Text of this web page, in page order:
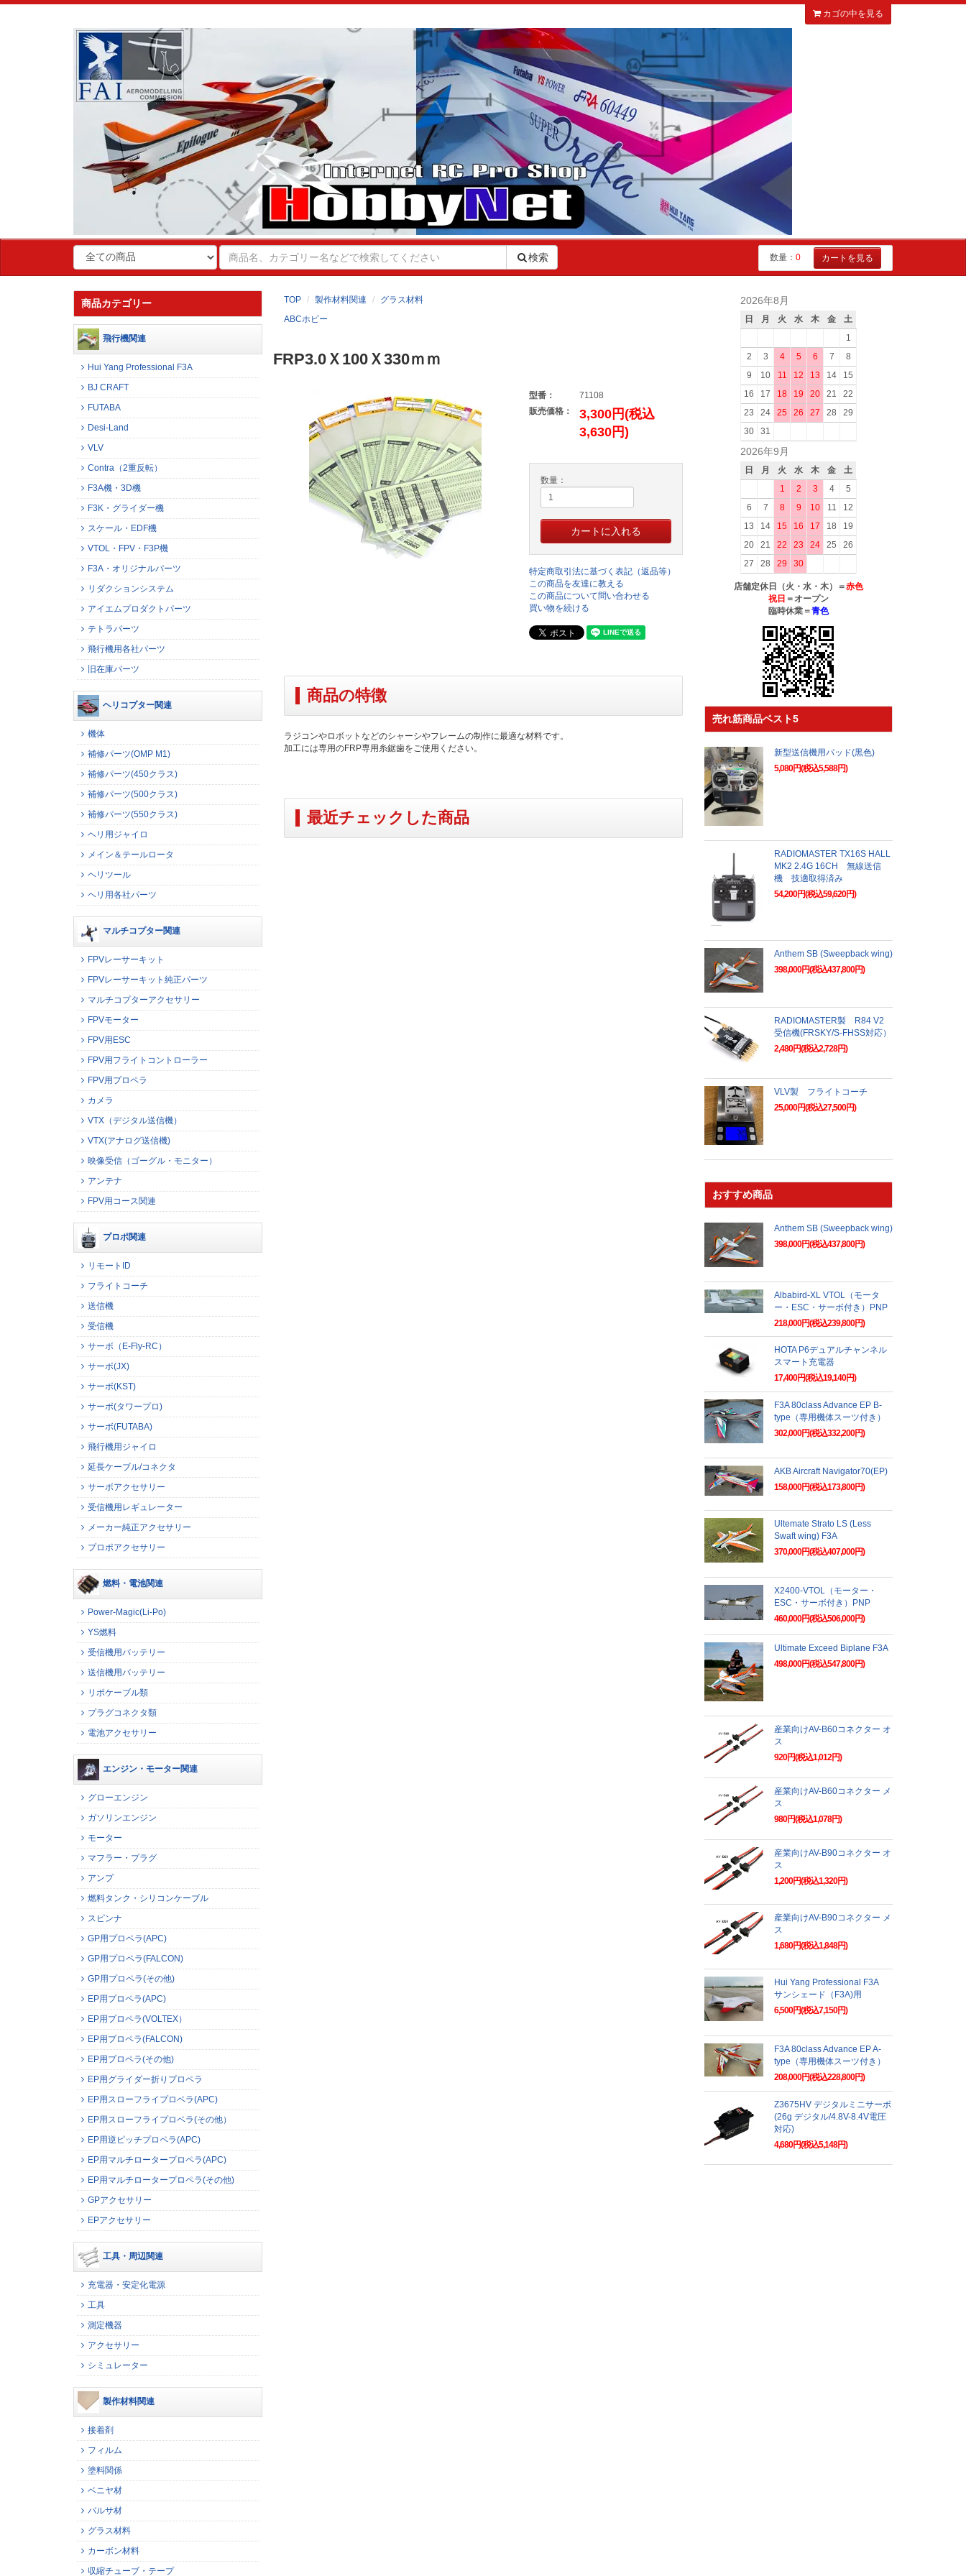
カゴの中を見る
検索 数量： 0 カートを見る
TOP 製作材料関連
グラス材料
ABCホビー
FRP3.0Ｘ100Ｘ330ｍｍ
型番：
71108
販売価格：
3,300円(税込
3,630円)
数量：
特定商取引法に基づく表記（返品等）
この商品を友達に教える
この商品について問い合わせる
買い物を続ける
商品の特徴
ラジコンやロボットなどのシャーシやフレームの制作に最適な材料です。
加工には専用のFRP専用糸鋸歯をご使用ください。
最近チェックした商品
商品カテゴリー
飛行機関連
Hui Yang Professional F3A
BJ CRAFT
FUTABA
Desi-Land
VLV
Contra（2重反転）
F3A機・3D機
F3K・グライダー機
スケール・EDF機
VTOL・FPV・F3P機
F3A・オリジナルパーツ
リダクションシステム
アイエムプロダクトパーツ
テトラパーツ
飛行機用各社パーツ
旧在庫パーツ
ヘリコプター関連
機体
補修パーツ(OMP M1)
補修パーツ(450クラス)
補修パーツ(500クラス)
補修パーツ(550クラス)
ヘリ用ジャイロ
メイン＆テールロータ
ヘリツール
ヘリ用各社パーツ
マルチコプター関連
FPVレーサーキット
FPVレーサーキット純正パーツ
マルチコプターアクセサリー
FPVモーター
FPV用ESC
FPV用フライトコントローラー
FPV用プロペラ
カメラ
VTX（デジタル送信機）
VTX(アナログ送信機)
映像受信（ゴーグル・モニター）
アンテナ
FPV用コース関連
プロポ関連
リモートID
フライトコーチ
送信機
受信機
サーボ（E-Fly-RC）
サーボ(JX)
サーボ(KST)
サーボ(タワープロ)
サーボ(FUTABA)
飛行機用ジャイロ
延長ケーブル/コネクタ
サーボアクセサリー
受信機用レギュレーター
メーカー純正アクセサリー
プロポアクセサリー
燃料・電池関連
Power-Magic(Li-Po)
YS燃料
受信機用バッテリー
送信機用バッテリー
リポケーブル類
プラグコネクタ類
電池アクセサリー
エンジン・モーター関連
グローエンジン
ガソリンエンジン
モーター
マフラー・プラグ
アンプ
燃料タンク・シリコンケーブル
スピンナ
GP用プロペラ(APC)
GP用プロペラ(FALCON)
GP用プロペラ(その他)
EP用プロペラ(APC)
EP用プロペラ(VOLTEX）
EP用プロペラ(FALCON)
EP用プロペラ(その他)
EP用グライダー折りプロペラ
EP用スローフライプロペラ(APC)
EP用スローフライプロペラ(その他）
EP用逆ピッチプロペラ(APC)
EP用マルチロータープロペラ(APC)
EP用マルチロータープロペラ(その他)
GPアクセサリー
EPアクセサリー
工具・周辺関連
充電器・安定化電源
工具
測定機器
アクセサリー
シミュレーター
製作材料関連
接着剤
フィルム
塗料関係
ベニヤ材
バルサ材
グラス材料
カーボン材料
収縮チューブ・テープ
2026年8月
日 月 火 水 木 金
土
1
2
3 4 5 6 7
8
9
10 11 12 13 14
15
16
17 18 19 20 21
22
23
24 25 26 27 28
29
30
31
2026年9月
日 月 火 水 木 金
土
1
2 3 4
5
6
7 8 9 10 11
12
13
14 15 16 17 18
19
20
21 22 23 24 25
26
27
28 29 30
店舗定休日（火・水・木）＝赤色
祝日 ＝オープン
臨時休業＝青色
売れ筋商品ベスト5
新型送信機用パッド(黒色)
5,080円(税込5,588円)
RADIOMASTER TX16S HALL
MK2 2.4G 16CH 無線送信
機 技適取得済み
54,200円(税込59,620円)
Anthem SB (Sweepback wing)
398,000円(税込437,800円)
RADIOMASTER製 R84 V2
受信機(FRSKY/S-FHSS対応）
2,480円(税込2,728円)
VLV製 フライトコーチ
25,000円(税込27,500円)
おすすめ商品
Anthem SB (Sweepback wing)
398,000円(税込437,800円)
Albabird-XL VTOL（モータ
ー・ESC・サーボ付き）PNP
218,000円(税込239,800円)
HOTA P6デュアルチャンネル
スマート充電器
17,400円(税込19,140円)
F3A 80class Advance EP B-
type（専用機体スーツ付き）
302,000円(税込332,200円)
AKB Aircraft Navigator70(EP)
158,000円(税込173,800円)
Ultemate Strato LS (Less
Swaft wing) F3A
370,000円(税込407,000円)
X2400-VTOL（モーター・
ESC・サーボ付き）PNP
460,000円(税込506,000円)
Ultimate Exceed Biplane F3A
498,000円(税込547,800円)
産業向けAV-B60コネクター オ
ス
920円(税込1,012円)
産業向けAV-B60コネクター メ
ス
980円(税込1,078円)
産業向けAV-B90コネクター オ
ス
1,200円(税込1,320円)
産業向けAV-B90コネクター メ
ス
1,680円(税込1,848円)
Hui Yang Professional F3A
サンシェード（F3A)用
6,500円(税込7,150円)
F3A 80class Advance EP A-
type（専用機体スーツ付き）
208,000円(税込228,800円)
Z3675HV デジタルミニサーボ
(26g デジタル/4.8V-8.4V電圧
対応)
4,680円(税込5,148円)